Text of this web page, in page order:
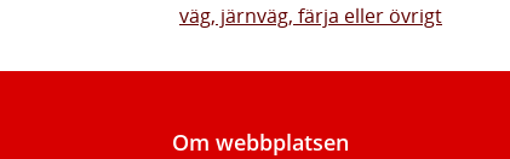
väg, järnväg, färja eller övrigt
Om webbplatsen